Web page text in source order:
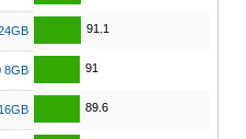
91.1
8GB 91
89.6